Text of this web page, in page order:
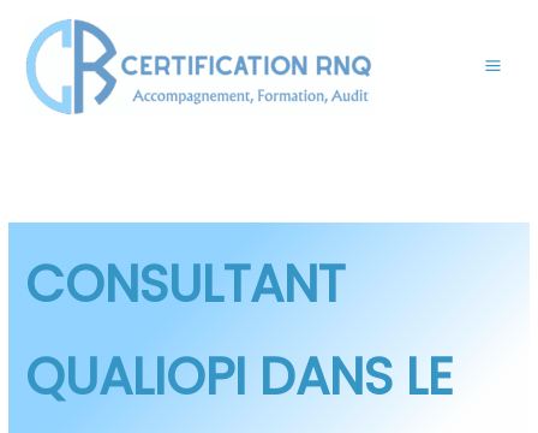
contenu
CONSULTANT
QUALIOPI DANS LE